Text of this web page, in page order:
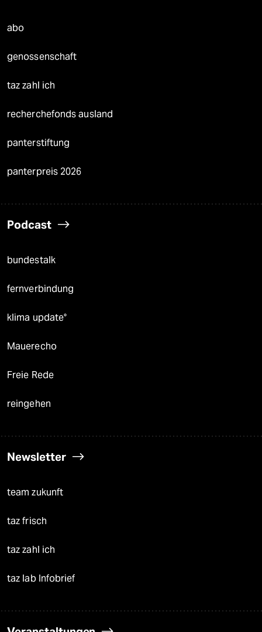
abo
genossenschaft
taz zahl ich
recherchefonds ausland
panterstiftung
panterpreis 2026
Podcast
bundestalk
fernverbindung
klima update°
Mauerecho
Freie Rede
reingehen
Newsletter
team zukunft
taz frisch
taz zahl ich
taz lab Infobrief